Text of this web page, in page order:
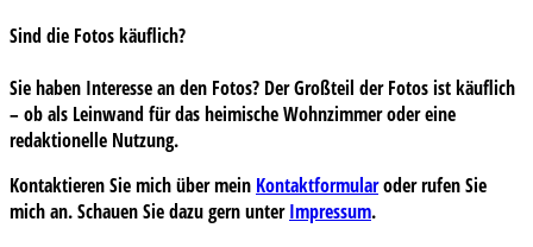
Sind die Fotos käuflich?
Sie haben Interesse an den Fotos? Der Großteil der Fotos ist käuflich
– ob als Leinwand für das heimische Wohnzimmer oder eine
redaktionelle Nutzung.
Kontaktieren Sie mich über mein Kontaktformularoder rufen Sie
mich an. Schauen Sie dazu gern unterImpressum.